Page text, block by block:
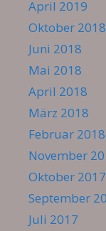
April 2019
Oktober 2018
Juni 2018
Mai 2018
April 2018
März 2018
Februar 2018
November
Oktober 2017
September
Juli 2017